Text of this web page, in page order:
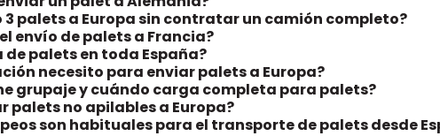
3 palets a Europa sin contratar un camión completo?
envío de palets a Francia?
de palets en toda España?
necesito para enviar palets a Europa?
grupaje y cuándo carga completa para palets?
palets no apilables a Europa?
son habituales para el transporte de palets desde